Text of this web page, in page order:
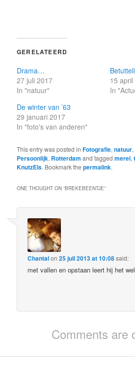
GERELATEERD
Drama…
27 juli 2017
In "natuur"
15 april
In
De winter van ’63
29 januari 2017
In "foto's van anderen"
This entry was posted inFotografie,natuur,
Persoonlijk, Rotterdam and taggedmerel,
KnutzEls. Bookmark thepermalink.
ONE THOUGHT ON “BREKEBEENTJE”
Chantalon25 juli 2013 at 10:08said:
met vallen en opstaan leert hij het wel
Comments are